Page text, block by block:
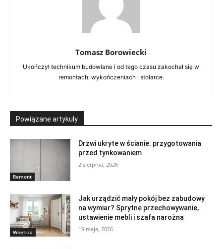
Tomasz Borowiecki
Ukończył technikum budowlane i od tego czasu zakochał się w
remontach, wykończeniach i stolarce.
Powiązane artykuły
Remont
Drzwi ukryte w ścianie: przygotowania
przed tynkowaniem
2 sierpnia, 2026
Wnętrza
Jak urządzić mały pokój bez zabudowy
na wymiar? Sprytne przechowywanie,
ustawienie mebli i szafa narożna
19 maja, 2026